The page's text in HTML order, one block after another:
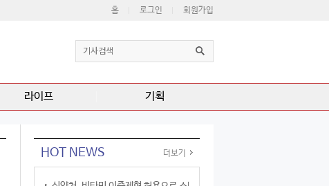
홈 로그인 회원가입
라이프 기획
HOT NEWS 더보기